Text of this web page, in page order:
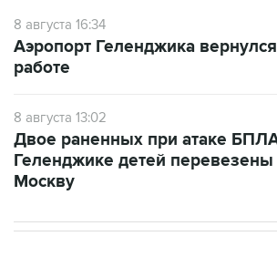
8 августа 16:34
Аэропорт Геленджика
работе
8 августа 13:02
Двое раненных при атаке
Геленджике детей
Москву